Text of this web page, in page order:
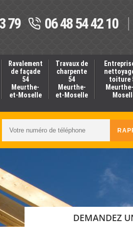
79 06 48 54 42 10
Ravalement
de façade
54
Meurthe-
et-Moselle
Travaux de
charpente
54
Meurthe-
et-Moselle
toiture
DEMANDEZ